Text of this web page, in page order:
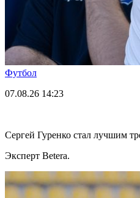
Футбол
07.08.26 14:23
Сергей Гуренко стал лучшим
Эксперт Betera.